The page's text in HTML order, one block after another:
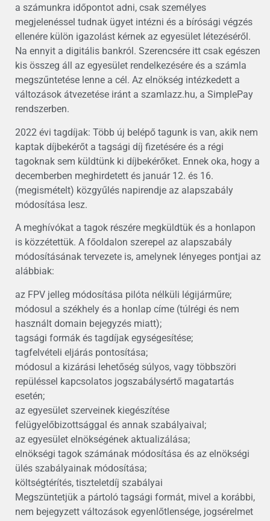
a számunkra időpontot adni, csak személyes
megjelenéssel tudnak ügyet intézni és a bírósági végzés
ellenére külön igazolást kérnek az egyesület létezéséről.
Na ennyit a digitális bankról. Szerencsére itt csak egészen
kis összeg áll az egyesület rendelkezésére és a számla
megszűntetése lenne a cél. Az elnökség intézkedett a
változások átvezetése iránt a szamlazz.hu, a SimplePay
rendszerben.
2022 évi tagdíjak: Több új belépő tagunk is van, akik nem
kaptak díjbekérőt a tagsági díj fizetésére és a régi
tagoknak sem küldtünk ki díjbekérőket. Ennek oka, hogy a
decemberben meghirdetett és január 12. és 16.
(megismételt) közgyűlés napirendje az alapszabály
módosítása lesz.
A meghívókat a tagok részére megküldtük és a honlapon
is közzétettük. A főoldalon szerepel az alapszabály
módosításának tervezete is, amelynek lényeges pontjai az
alábbiak:
az FPV jelleg módosítása pilóta nélküli légijárműre;
módosul a székhely és a honlap címe (túlrégi és nem
használt domain bejegyzés miatt);
tagsági formák és tagdíjak egységesítése;
tagfelvételi eljárás pontosítása;
módosul a kizárási lehetőség súlyos, vagy többszöri
repüléssel kapcsolatos jogszabálysértő magatartás
esetén;
az egyesület szerveinek kiegészítése
felügyelőbizottsággal és annak szabályaival;
az egyesület elnökségének aktualizálása;
elnökségi tagok számának módosítása és az elnökségi
ülés szabályainak módosítása;
költségtérítés, tiszteletdíj szabályai
Megszüntetjük a pártoló tagsági formát, mivel a korábbi,
nem bejegyzett változások egyenlőtlensége, jogsérelmet